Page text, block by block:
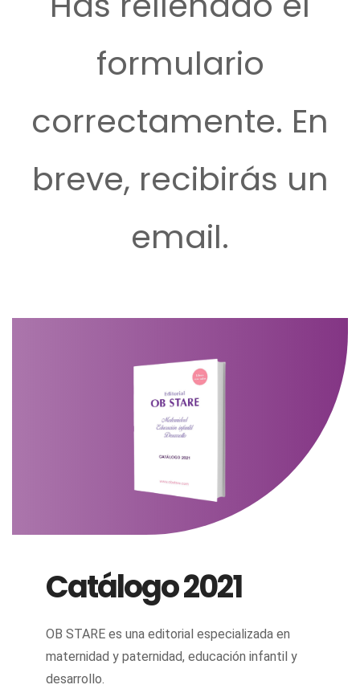
formulario
correctamente. En
breve, recibirás un
email.
Catálogo 2021
OB STARE es una editorial especializada en
maternidad y paternidad, educación infantil y
desarrollo.